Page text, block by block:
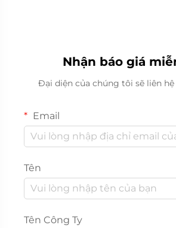
Nhận báo giá
Đại diện của chúng tôi sẽ liên hệ
Email
Tên
Tên Công Ty